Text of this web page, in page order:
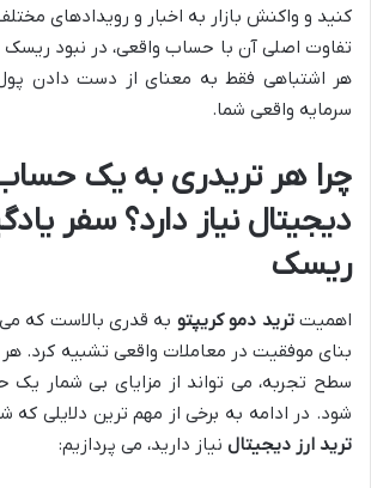
کنید و واکنش بازار به اخبار و رویدادهای
تفاوت اصلی آن با حساب واقعی، در نبود
هر اشتباهی فقط به معنای از دست دادن
سرمایه واقعی شما.
چرا هر تریدری به یک
دیجیتال نیاز دارد؟ سفر
ریسک
اهمیتترید دمو کریپتو به قدری بالاست که
بنای موفقیت در معاملات واقعی تشبیه کرد. هر
سطح تجربه، می تواند از مزایای بی شمار یک
شود. در ادامه به برخی از مهم ترین دلایلی
ترید ارز دیجیتال نیاز دارید، می پردازیم: